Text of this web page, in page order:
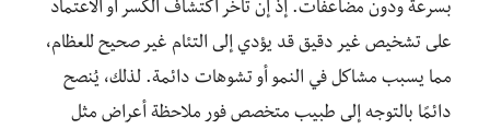
بسرعة ودون مضاعفات. إذ إن تأخر اكتشاف الكسر أو الاعتماد
على تشخيص غير دقيق قد يؤدي إلى التئام غير صحيح للعظام،
مما يسبب مشاكل في النمو أو تشوهات دائمة. لذلك، يُنصح
دائمًا بالتوجه إلى طبيب متخصص فور ملاحظة أعراض مثل